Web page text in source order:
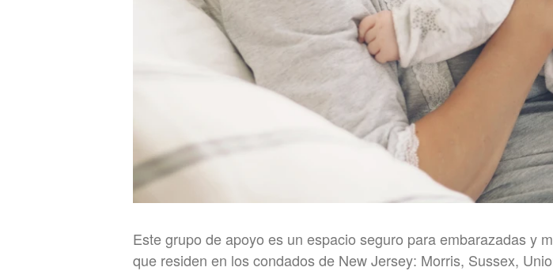
Este grupo de apoyo es un espacio seguro para embarazadas y
que residen en los condados de New Jersey: Morris, Sussex,